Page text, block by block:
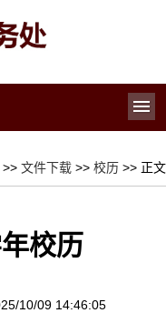
>> 文件下载 >> 校历 >> 正文
校历
10/09 14:46:05